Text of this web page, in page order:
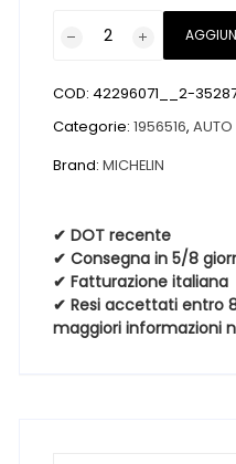
AGILIS
CROSSCLIMATE
104/102R
4
Stagioni
quantità
COD:42296071__2-
Categorie:1956516,AUTO
Brand:MICHELIN
✔ DOT recente
✔ Consegna in 5/8
✔ Fatturazione italiana
✔ Resi accettati entro
maggiori informazioni